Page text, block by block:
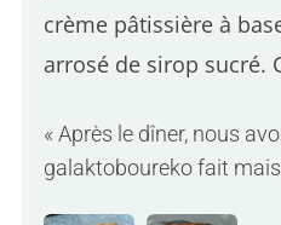
crème pâtissière à
arrosé de sirop sucré.
une combinaison
de saveurs.
« Après le dîner, nous
galaktoboureko fait